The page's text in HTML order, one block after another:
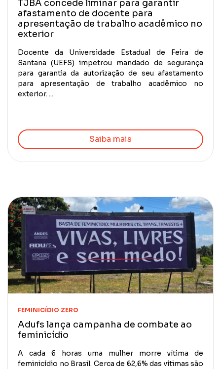
TJBA concede liminar para garantir
afastamento de docente para
apresentação de trabalho acadêmico no
exterior
Docente da Universidade Estadual de Feira de
Santana (UEFS) impetrou mandado de segurança
para garantia da autorização de seu afastamento
para apresentação de trabalho acadêmico no
exterior. ...
Saiba mais
FEMINICÍDIO ZERO
Adufs lança campanha de combate ao
feminicídio
A cada 6 horas uma mulher morre vítima de
feminicídio no Brasil. Cerca de 62,6% das vítimas são